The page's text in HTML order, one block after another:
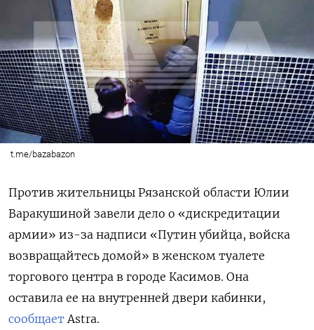
t.me/bazabazon
Против жительницы Рязанской области Юлии
Варакушиной завели дело о «дискредитации
армии» из-за надписи «Путин убийца, войска
возвращайтесь домой» в женском туалете
торгового центра в городе Касимов. Она
оставила ее на внутренней двери кабинки,
сообщаетAstra.